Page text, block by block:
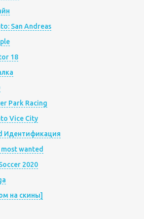
San Andreas
18
Park Racing
Vice City
Идентификация
wanted
2020
на скины]